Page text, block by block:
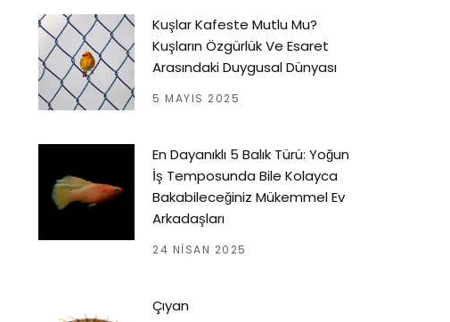
Kuşlar Kafeste Mutlu Mu?
Kuşların Özgürlük Ve Esaret
Arasındaki Duygusal Dünyası
5 MAYIS 2025
En Dayanıklı 5 Balık Türü: Yoğun
İş Temposunda Bile Kolayca
Bakabileceğiniz Mükemmel Ev
Arkadaşları
24 NISAN 2025
Çıyan